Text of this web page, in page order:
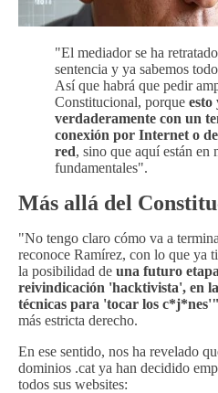
"El mediador se ha
sentencia y ya sabemos
Así que habrá que pedir
Constitucional, porque esto
verdaderamente con un
conexión por Internet o
red, sino que aquí están en
fundamentales".
Más allá del
"No tengo claro cómo va a
reconoce Ramírez, con lo que ya
la posibilidad de una futuro
reivindicación 'hacktivista', en
técnicas para 'tocar los c*j*nes'"
más estricta derecho.
En ese sentido, nos ha revelado
dominios .cat ya han decidido
todos sus websites: